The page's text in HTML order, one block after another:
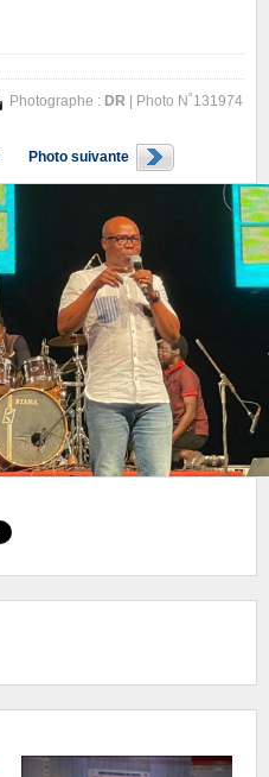
Photographe : DR | Photo N˚131974
Photo suivante